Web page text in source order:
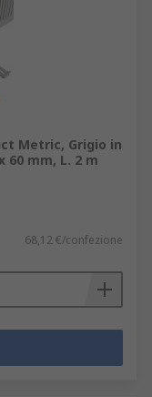
Metric, Grigio in
60 mm, L. 2 m
68,12 €/confezione